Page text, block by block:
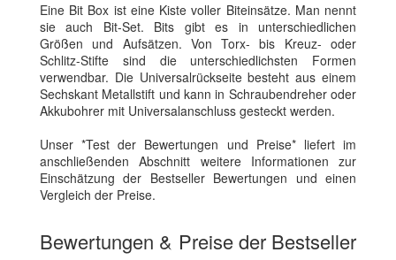
Eine Bit Box ist eine Kiste voller Biteinsätze. Man nennt
sie auch Bit-Set. Bits gibt es in unterschiedlichen
Größen und Aufsätzen. Von Torx- bis Kreuz- oder
Schlitz-Stifte sind die unterschiedlichsten Formen
verwendbar. Die Universalrückseite besteht aus einem
Sechskant Metallstift und kann in Schraubendreher oder
Akkubohrer mit Universalanschluss gesteckt werden.
Unser *Test der Bewertungen und Preise* liefert im
anschließenden Abschnitt weitere Informationen zur
Einschätzung der Bestseller Bewertungen und einen
Vergleich der Preise.
Bewertungen & Preise der Bestseller